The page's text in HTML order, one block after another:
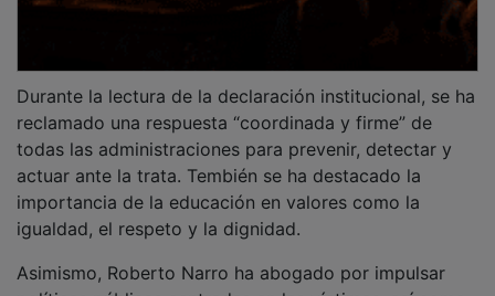
reclamado una respuesta “coordinada y firme” de
todas las administraciones para prevenir, detectar y
actuar ante la trata. Tembién se ha destacado la
importancia de la educación en valores como la
igualdad, el respeto y la dignidad.
políticas públicas centradas en las víctimas, así como